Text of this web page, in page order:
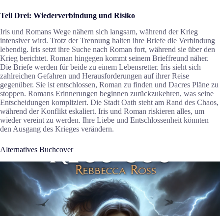
Teil Drei: Wiederverbindung und Risiko
Iris und Romans Wege nähern sich langsam, während der Krieg
intensiver wird. Trotz der Trennung halten ihre Briefe die Verbindung
lebendig. Iris setzt ihre Suche nach Roman fort, während sie über den
Krieg berichtet. Roman hingegen kommt seinem Brieffreund näher.
Die Briefe werden für beide zu einem Lebensretter. Iris sieht sich
zahlreichen Gefahren und Herausforderungen auf ihrer Reise
gegenüber. Sie ist entschlossen, Roman zu finden und Dacres Pläne zu
stoppen. Romans Erinnerungen beginnen zurückzukehren, was seine
Entscheidungen kompliziert. Die Stadt Oath steht am Rand des Chaos,
während der Konflikt eskaliert. Iris und Roman riskieren alles, um
wieder vereint zu werden. Ihre Liebe und Entschlossenheit könnten
den Ausgang des Krieges verändern.
Alternatives Buchcover